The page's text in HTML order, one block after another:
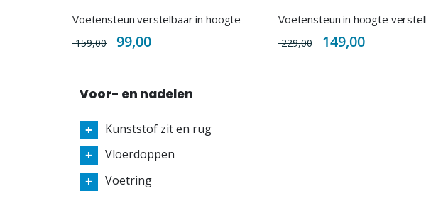
Voetensteun verstelbaar in hoogte
159,00
Special
Price
99,00 229,00
Special
Price
149,00
Voor- en nadelen
Kunststof zit en rug
Vloerdoppen
Voetring